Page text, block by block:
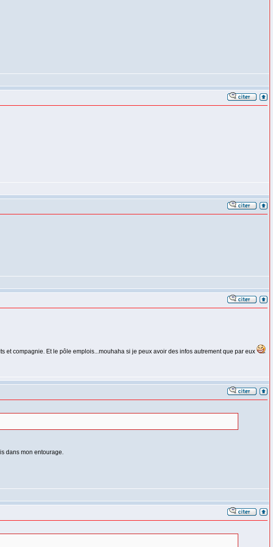
et compagnie. Et le pôle emplois...mouhaha si je peux avoir des infos autrement que par eux
dans mon entourage.